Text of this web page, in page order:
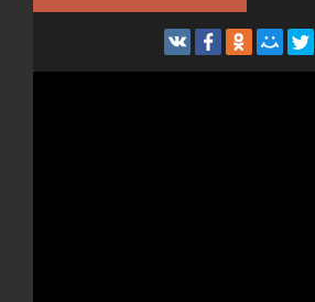
Или войти через